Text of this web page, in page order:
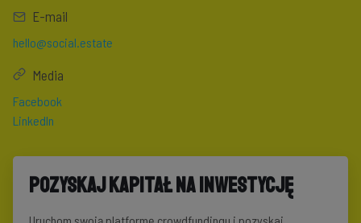
Pozyskaj kapitał na inwestycję
Uruchom swoją platformę crowdfundingu i pozyskaj
E-mail
hello@social.estate
Media
Facebook
LinkedIn